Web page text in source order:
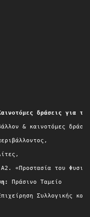
δράσεις για
& καινοτόμες
«Προστασία του
Πράσινο Ταμείο
Συλλογικής